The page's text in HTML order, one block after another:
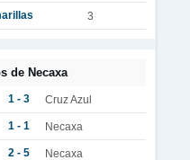
3
de Necaxa
1 - 3 Cruz Azul
1 - 1 Necaxa
2 - 5 Necaxa